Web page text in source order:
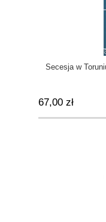
Secesja w
67,00 zł